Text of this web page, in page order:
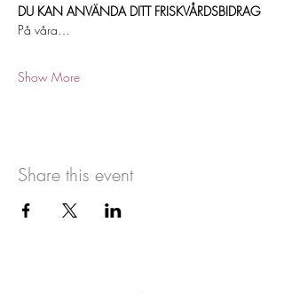
DU KAN ANVÄNDA DITT FRISKVÅRDSBIDRAG
På våra…
Show More
Share this event